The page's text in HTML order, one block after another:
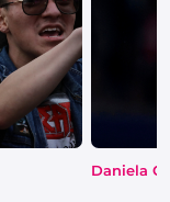
Daniela